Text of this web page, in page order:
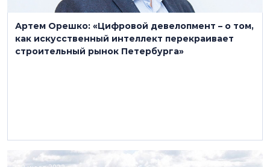
(812) 561-29-56
Строительство, девелопмент
Артем Орешко: «Цифровой девелопмент – о том,
как искусственный интеллект перекраивает
строительный рынок Петербурга»